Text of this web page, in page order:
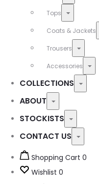
Tops Toggle
Coats & Jackets
Trousers Toggle
Accessories
COLLECTIONS
ABOUT Toggle
STOCKISTS Toggle
CONTACT US Toggle
Shopping Cart 0
Wishlist 0